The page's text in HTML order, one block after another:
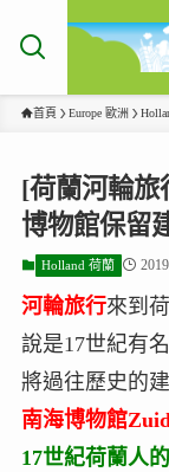
首頁 Europe 歐洲
[荷蘭河輪旅
博物館保留
Holland 荷蘭
河輪旅行來到
說是17世紀有
將過往歷史的
南海博物館
17世紀荷蘭人